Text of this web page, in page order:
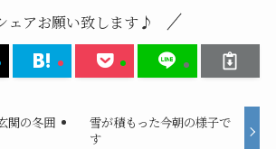
ェアお願い致します♪
関の冬囲
雪が積もった今朝の様子で
す